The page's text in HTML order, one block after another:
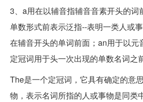
3、a用在以辅音指辅音音素开头的词
单数形式前表示泛指--表明一类人或
在辅音开头的单词前面；an用于以元
定冠词用于头一次出现的单数名词之前
The是一个定冠词，它具有确定的意
物，表示名词所指的人或事物是同类